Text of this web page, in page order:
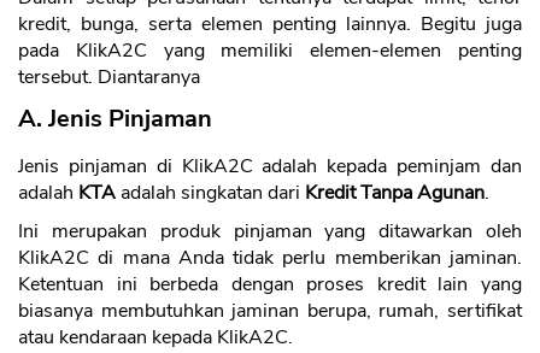
kredit, bunga, serta elemen penting lainnya. Begitu juga
pada KlikA2C yang memiliki elemen-elemen penting
tersebut. Diantaranya
A. Jenis Pinjaman
Jenis pinjaman di KlikA2C adalah kepada peminjam dan
adalah KTA adalah singkatan dari Kredit Tanpa Agunan.
Ini merupakan produk pinjaman yang ditawarkan oleh
KlikA2C di mana Anda tidak perlu memberikan jaminan.
Ketentuan ini berbeda dengan proses kredit lain yang
biasanya membutuhkan jaminan berupa, rumah, sertifikat
atau kendaraan kepada KlikA2C.